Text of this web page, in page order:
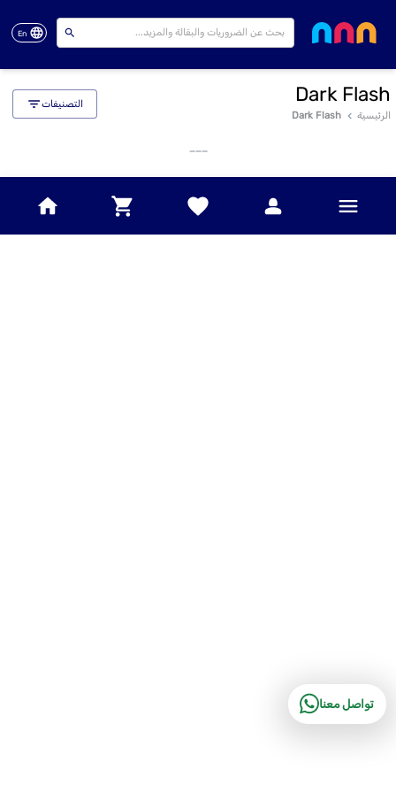
En
Dark Flash
الرئيسية Dark Flash
التصنيفات
تواصل معنا